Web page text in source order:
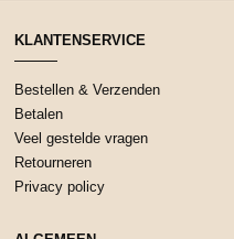
KLANTENSERVICE
Bestellen & Verzenden
Betalen
Veel gestelde vragen
Retourneren
Privacy policy